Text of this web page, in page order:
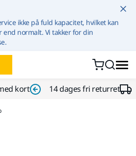
ikke på fuld kapacitet, hvilket kan
normalt. Vi takker for din
kort 14 dages fri returret